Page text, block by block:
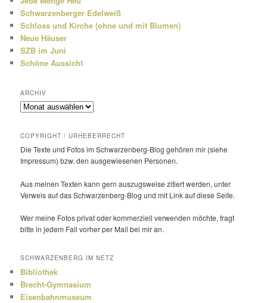
Schwarzenberger Edelweiß
Schloss und Kirche (ohne und mit Blumen)
Neue Häuser
SZB im Juni
Schöne Aussicht
ARCHIV
Archiv
COPYRIGHT / URHEBERRECHT
Die Texte und Fotos im Schwarzenberg-Blog gehören mir (siehe
Impressum) bzw. den ausge­wie­senen Personen.
Aus meinen Texten kann gern auszugs­weise zitiert werden, unter
Verweis auf das Schwarzenberg-Blog und mit Link auf diese Seite.
Wer meine Fotos privat oder kommer­ziell verwenden möchte, fragt
bitte in jedem Fall vorher per Mail bei mir an.
SCHWARZENBERG IM NETZ
Bibliothek
Brecht-Gymnasium
Eisenbahnmuseum